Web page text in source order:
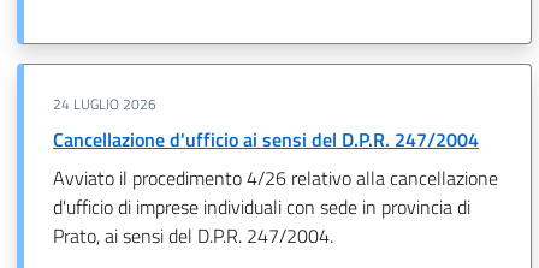
24 LUGLIO 2026
Cancellazione d'ufficio ai sensi del D.P.R. 247/2004
Avviato il procedimento 4/26 relativo alla cancellazione
d'ufficio di imprese individuali con sede in provincia di
Prato, ai sensi del D.P.R. 247/2004.